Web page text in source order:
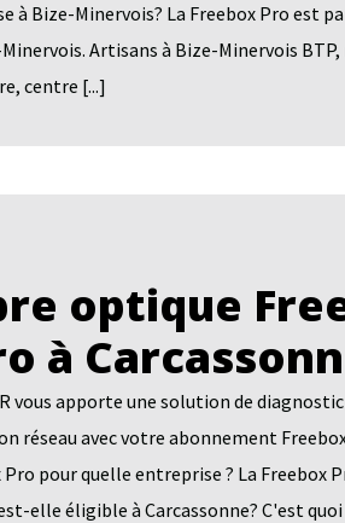
à Bize-Minervois? La Freebox Pro est
Artisans à Bize-Minervois
centre [...]
optique
à
vous apporte une solution de
avec votre abonnement Freebox
Pro pour quelle entreprise ? La Freebox
elle éligible à Carcassonne? C'est